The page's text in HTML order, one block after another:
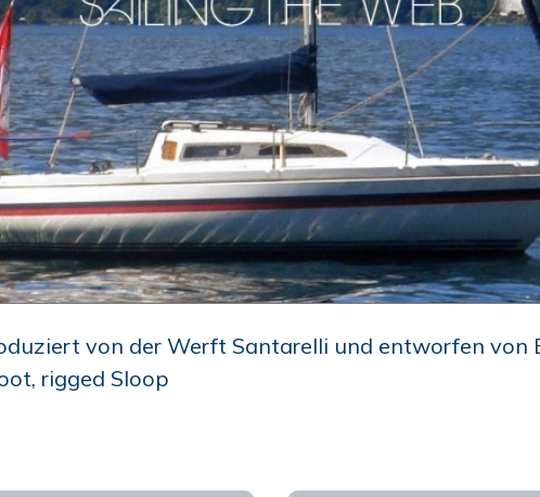
von der Werft Santarelli und entworfen
rigged Sloop